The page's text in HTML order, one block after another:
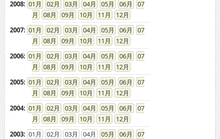
2008: 01 02 03 04 05 06
07
08
09 10 11
12
2007: 01 02 03 04 05 06
07
08
09 10 11
12
2006: 01 02 03 04 05 06
07
08
09 10 11
12
2005: 01 02 03 04 05 06
07
08
09 10 11
12
2004: 01 02 03 04 05 06
07
08
09 10 11
12
2003: 01 02 03 04 05 06
07